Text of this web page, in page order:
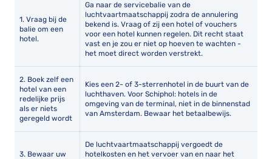
1. Vraag bij de
balie om een
hotel.
Ga naar de servicebalie van de
luchtvaartmaatschappij zodra de annulering
bekend is. Vraag of zij een hotel of vouchers
voor een hotel kunnen regelen. Dit recht staat
vast en je zou er niet op hoeven te wachten -
het moet direct worden verstrekt.
2. Boek zelf een
hotel van een
redelijke prijs
als er niets
geregeld wordt
Kies een 2- of 3-sterrenhotel in de buurt van de
luchthaven. Voor Schiphol: hotels in de
omgeving van de terminal, niet in de binnenstad
van Amsterdam. Bewaar het betaalbewijs.
3. Bewaar uw
De luchtvaartmaatschappij vergoedt de
hotelkosten en het vervoer van en naar het